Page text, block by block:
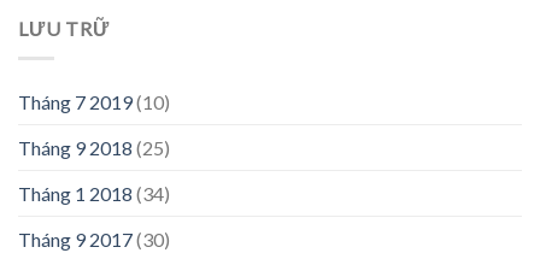
LƯU TRỮ
Tháng 7 2019(10)
Tháng 9 2018 (25)
Tháng 1 2018 (34)
Tháng 9 2017(30)